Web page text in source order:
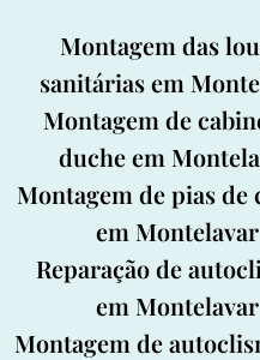
Montagem das
sanitárias em
Montagem de
duche em
Montagem de pias de
em Montelavar
Reparação de
em Montelavar
Montagem de